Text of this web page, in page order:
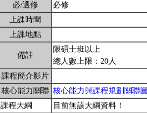
必/選修
必修
上課時間
上課地點
備註
限碩士班以上
總人數上限：20人
課程簡介影片
核心能力關聯 核心能力與課程規劃關聯圖
課程大綱
目前無該大綱資料！